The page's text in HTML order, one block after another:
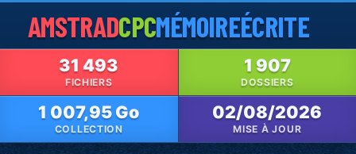
AMSTRADCPCMÉMOIREÉCRITE
31 493
FICHIERS
1 907
DOSSIERS
1 007,95 Go
COLLECTION
02/08/2026
MISE À JOUR